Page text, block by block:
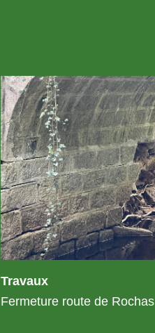
Travaux
Fermeture route de Rochas